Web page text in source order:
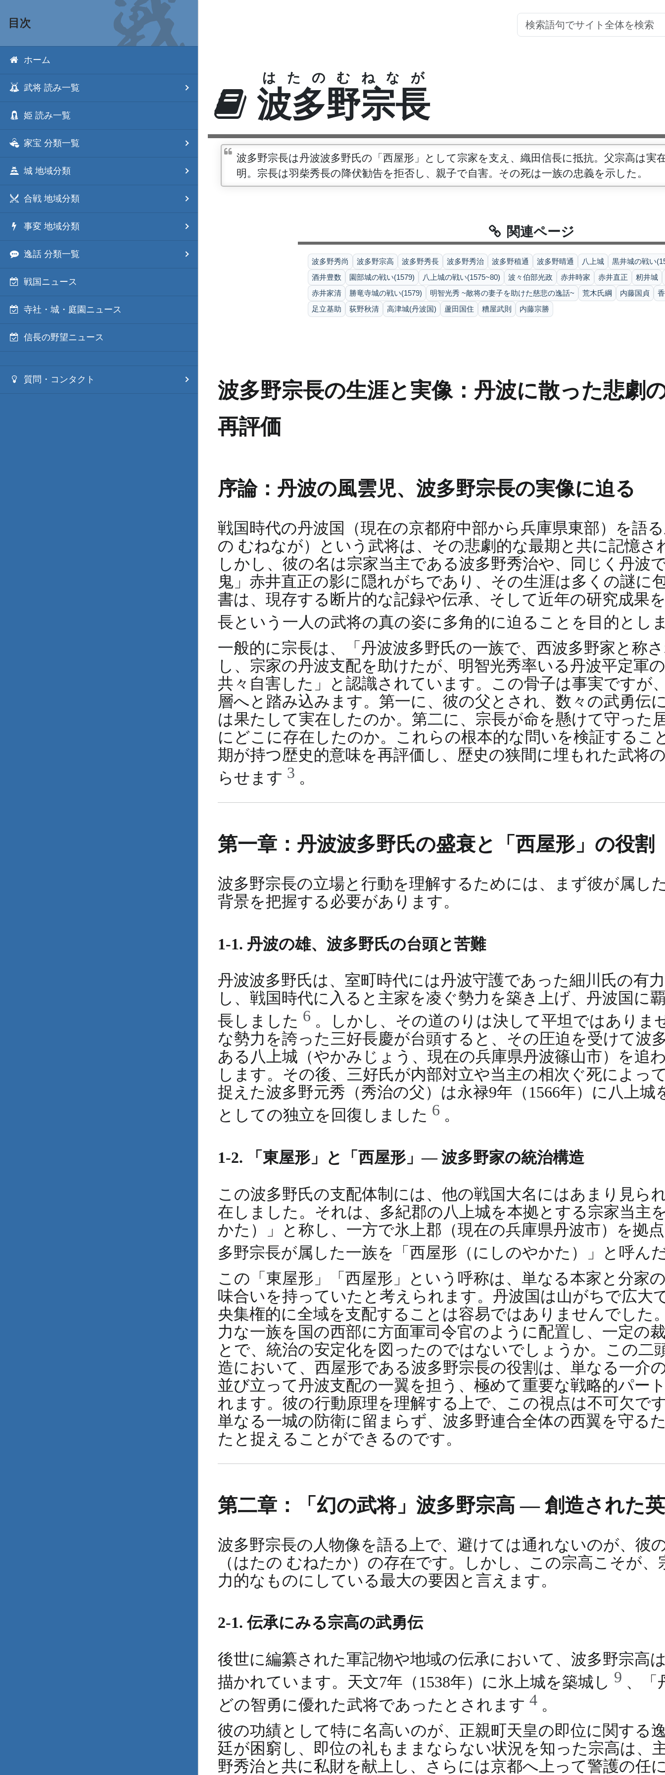
目次
ホーム
武将 読み一覧
姫 読み一覧
家宝 分類一覧
城 地域分類
合戦 地域分類
事変 地域分類
逸話 分類一覧
戦国ニュース
寺社・城・庭園ニュース
信長の野望ニュース
質問・コンタクト
波多野宗長
はたのむねなが
波多野宗長は丹波波多野氏の「西屋形」として宗家を支え、織田信長に抵抗。父宗高は実
明。宗長は羽柴秀長の降伏勧告を拒否し、親子で自害。その死は一族の忠義を示した。
関連ページ
波多野秀尚 波多野宗高 波多野秀長 波多野秀治 波多野稙通 波多野晴通 八上城
黒井城の戦い
酒井豊数
園部城の戦い(1579) 八上城の戦い(1575~80) 波々伯部光政 赤井時家 赤井直正
籾井城
赤井家清
勝竜寺城の戦い(1579) 明智光秀 ~敵将の妻子を助けた慈悲の逸話~ 荒木氏綱 内藤国貞
足立基助
荻野秋清 高津城(丹波国) 蘆田国住 糟屋武則 内藤宗勝
波多野宗長の生涯と実像：丹波に散った悲劇
再評価
序論：丹波の風雲児、波多野宗長の実像に迫る
戦国時代の丹波国（現在の京都府中部から兵庫県東部）を語
の むねなが）という武将は、その悲劇的な最期と共に記憶さ
しかし、彼の名は宗家当主である波多野秀治や、同じく丹波
鬼」赤井直正の影に隠れがちであり、その生涯は多くの謎に
書は、現存する断片的な記録や伝承、そして近年の研究成果
長という一人の武将の真の姿に多角的に迫ることを目的とし
一般的に宗長は、「丹波波多野氏の一族で、西波多野家と称
し、宗家の丹波支配を助けたが、明智光秀率いる丹波平定軍
共々自害した」と認識されています。この骨子は事実ですが
層へと踏み込みます。第一に、彼の父とされ、数々の武勇伝
は果たして実在したのか。第二に、宗長が命を懸けて守った
にどこに存在したのか。これらの根本的な問いを検証するこ
期が持つ歴史的意味を再評価し、歴史の狭間に埋もれた武将
らせます 3 。
第一章：丹波波多野氏の盛衰と「西屋形」の役割
波多野宗長の立場と行動を理解するためには、まず彼が属し
背景を把握する必要があります。
1-1. 丹波の雄、波多野氏の台頭と苦難
丹波波多野氏は、室町時代には丹波守護であった細川氏の有
し、戦国時代に入ると主家を凌ぐ勢力を築き上げ、丹波国に
長しました 6 。しかし、その道のりは決して平坦ではありま
な勢力を誇った三好長慶が台頭すると、その圧迫を受けて波
ある八上城（やかみじょう、現在の兵庫県丹波篠山市）を追
します。その後、三好氏が内部対立や当主の相次ぐ死によっ
捉えた波多野元秀（秀治の父）は永禄9年（1566年）に八上城
としての独立を回復しました 6 。
1-2. 「東屋形」と「西屋形」― 波多野家の統治構造
この波多野氏の支配体制には、他の戦国大名にはあまり見ら
在しました。それは、多紀郡の八上城を本拠とする宗家当主
かた）」と称し、一方で氷上郡（現在の兵庫県丹波市）を拠
多野宗長が属した一族を「西屋形（にしのやかた）」と呼ん
この「東屋形」「西屋形」という呼称は、単なる本家と分家
味合いを持っていたと考えられます。丹波国は山がちで広大
央集権的に全域を支配することは容易ではありませんでした
力な一族を国の西部に方面軍司令官のように配置し、一定の
とで、統治の安定化を図ったのではないでしょうか。この二
造において、西屋形である波多野宗長の役割は、単なる一介
並び立って丹波支配の一翼を担う、極めて重要な戦略的パー
れます。彼の行動原理を理解する上で、この視点は不可欠で
単なる一城の防衛に留まらず、波多野連合全体の西翼を守る
たと捉えることができるのです。
第二章：「幻の武将」波多野宗高 ― 創造された
波多野宗長の人物像を語る上で、避けては通れないのが、彼
（はたの むねたか）の存在です。しかし、この宗高こそが
力的なものにしている最大の要因と言えます。
2-1. 伝承にみる宗高の武勇伝
後世に編纂された軍記物や地域の伝承において、波多野宗高
描かれています。天文7年（1538年）に氷上城を築城し 9 、「
どの智勇に優れた武将であったとされます 4 。
彼の功績として特に名高いのが、正親町天皇の即位に関する
廷が困窮し、即位の礼もままならない状況を知った宗高は、
野秀治と共に私財を献上し、さらには京都へ上って警護の任